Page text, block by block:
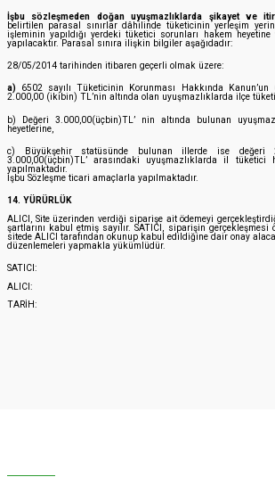
İşbu sözleşmeden doğan uyuşmazlıklarda şikayet ve
belirtilen parasal sınırlar dâhilinde tüketicinin yerleşim
işleminin yapıldığı yerdeki tüketici sorunları hakem
yapılacaktır. Parasal sınıra ilişkin bilgiler aşağıdadır:
28/05/2014 tarihinden itibaren geçerli olmak üzere:
a) 6502 sayılı Tüketicinin Korunması Hakkında
2.000,00 (ikibin) TL’nin altında olan uyuşmazlıklarda ilçe
b) Değeri 3.000,00(üçbin)TL’ nin altında bulunan
heyetlerine,
c) Büyükşehir statüsünde bulunan illerde ise
3.000,00(üçbin)TL’ arasındaki uyuşmazlıklarda il tüketici
yapılmaktadır.
İşbu Sözleşme ticari amaçlarla yapılmaktadır.
14. YÜRÜRLÜK
ALICI, Site üzerinden verdiği siparişe ait ödemeyi
şartlarını kabul etmiş sayılır. SATICI, siparişin gerçekleşmesi
sitede ALICI tarafından okunup kabul edildiğine dair onay
düzenlemeleri yapmakla yükümlüdür.
SATICI:
ALICI:
TARİH: